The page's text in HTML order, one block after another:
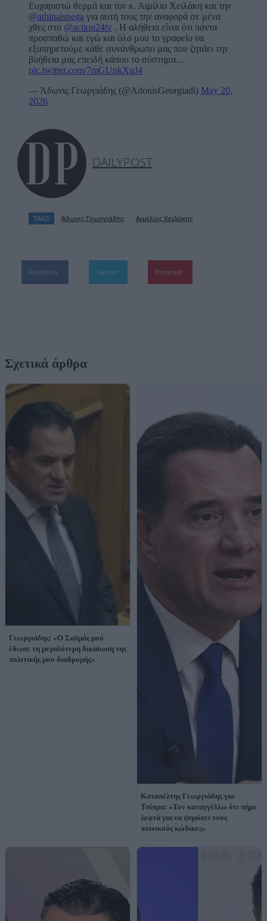
Ευχαριστώ θερμά και τον κ. Αιμίλιο Χειλάκη και την
@athinaisnega για αυτή τους την αναφορά σε μένα
χθες στο @action24tv . Η αλήθεια είναι ότι πάντα
προσπαθώ και εγώ και όλο μου το γραφείο να
εξυπηρετούμε κάθε συνάνθρωπο μας που ζητάει την
βοήθεια μας επειδή κάπου το σύστημα…
pic.twitter.com/7mGUpkXuJ4
— Άδωνις Γεωργιάδης (@AdonisGeorgiadi) May 20,
2026
DAILYPOST
TAGS Άδωνις Γεωργιάδης Αιμίλιος Χειλάκης
Facebook Twitter Pinterest
Σχετικά άρθρα
Γεωργιάδης: «Ο Σαλμάς μού
έδωσε τη μεγαλύτερη δικαίωση της
πολιτικής μου διαδρομής»
Καταπέλτης Γεωργιάδης για
Τσίπρα: «Τον καταγγέλλω ότι πήρε
λεφτά για να ψηφίσει τους
ποινικούς κώδικες»